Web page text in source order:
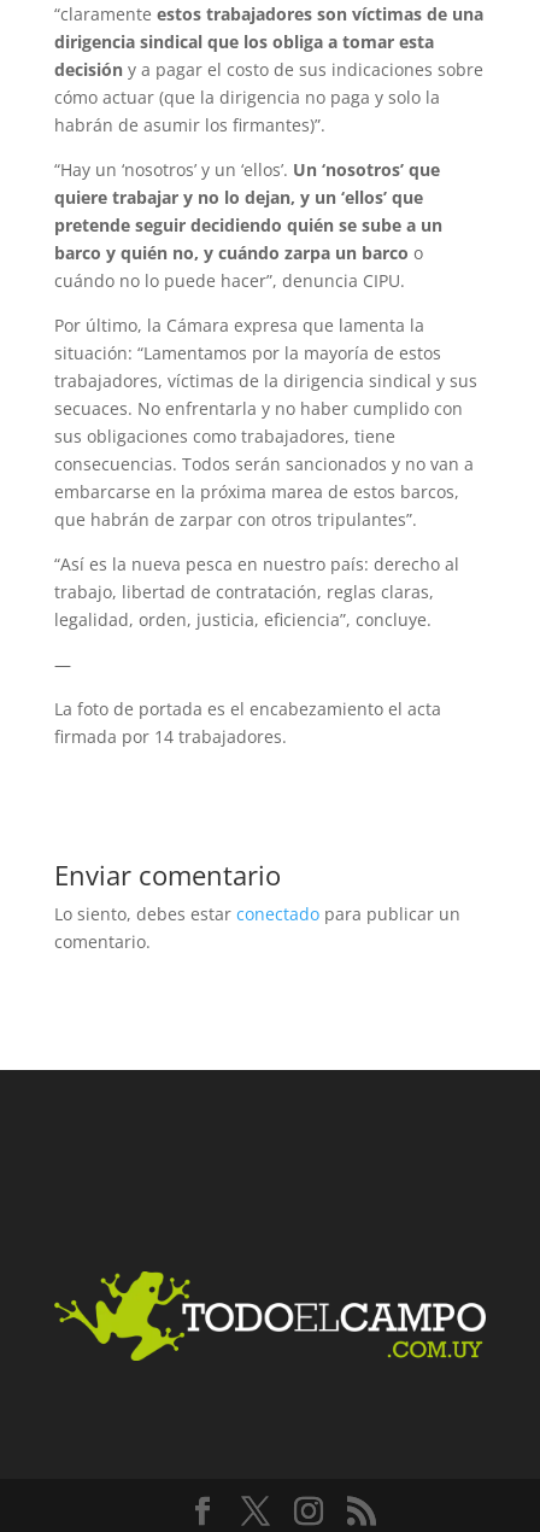
“claramente estos trabajadores son víctimas de una
dirigencia sindical que los obliga a tomar esta
decisióny a pagar el costo de sus indicaciones sobre
cómo actuar (que la dirigencia no paga y solo la
habrán de asumir los firmantes)”.
“Hay un ‘nosotros’ y un ‘ellos’. Un ‘nosotros’ que
quiere trabajar y no lo dejan, y un ‘ellos’ que
pretende seguir decidiendo quién se sube a un
barco y quién no, y cuándo zarpa un barco o
cuándo no lo puede hacer”, denuncia CIPU.
Por último, la Cámara expresa que lamenta la
situación: “Lamentamos por la mayoría de estos
trabajadores, víctimas de la dirigencia sindical y sus
secuaces. No enfrentarla y no haber cumplido con
sus obligaciones como trabajadores, tiene
consecuencias. Todos serán sancionados y no van a
embarcarse en la próxima marea de estos barcos,
que habrán de zarpar con otros tripulantes”.
“Así es la nueva pesca en nuestro país: derecho al
trabajo, libertad de contratación, reglas claras,
legalidad, orden, justicia, eficiencia”, concluye.
—
La foto de portada es el encabezamiento el acta
firmada por 14 trabajadores.
Enviar comentario
Lo siento, debes estar conectadopara publicar un
comentario.
Facebook